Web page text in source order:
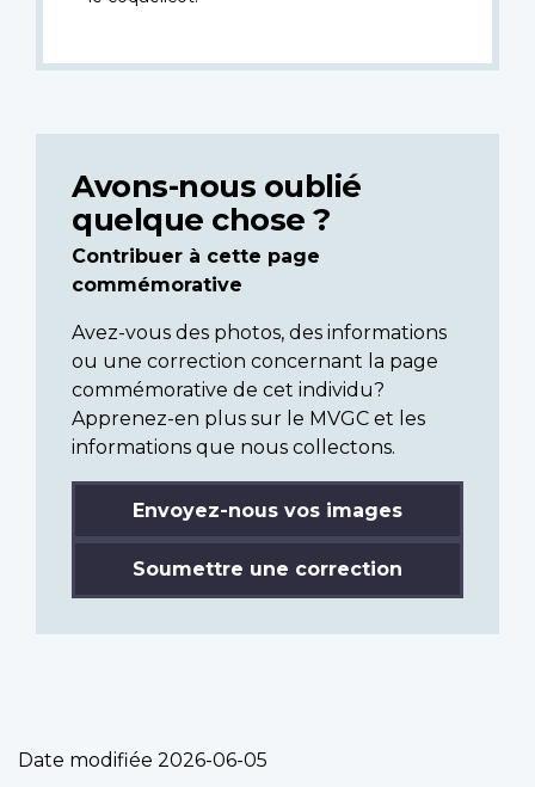
Avons-nous oublié
quelque chose ?
Contribuer à cette page
commémorative
Avez-vous des photos, des informations
ou une correction concernant la page
commémorative de cet individu?
Apprenez-en plus sur le MVGC et les
informations que nous collectons.
Envoyez-nous vos images
Soumettre une correction
Date modifiée 2026-06-05